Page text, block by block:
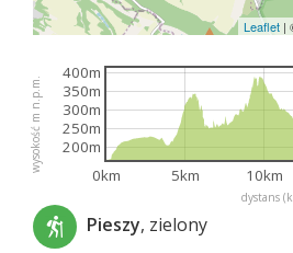
Leaflet |
dystans
wysokość m n.p.m.
0km 5km 10km
200m
250m
300m
350m
400m
Pieszy, zielony